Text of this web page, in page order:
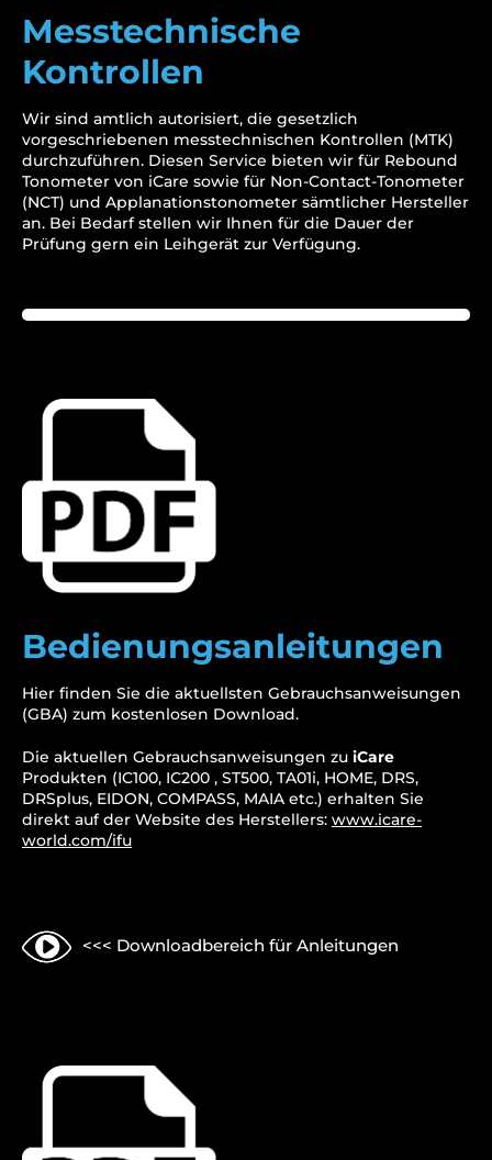
Messtechnische
Kontrollen
Wir sind amtlich autorisiert, die gesetzlich
vorgeschriebenen messtechnischen Kontrollen (MTK)
durchzuführen. Diesen Service bieten wir für Rebound
Tonometer von iCare sowie für Non-Contact-Tonometer
(NCT) und Applanationstonometer sämtlicher Hersteller
an. Bei Bedarf stellen wir Ihnen für die Dauer der
Prüfung gern ein Leihgerät zur Verfügung.
Bedienungsanleitungen
Hier finden Sie die aktuellsten Gebrauchsanweisungen
(GBA) zum kostenlosen Download.
Die aktuellen Gebrauchsanweisungen zu iCare
Produkten (IC100, IC200 , ST500, TA01i, HOME, DRS,
DRSplus, EIDON, COMPASS, MAIA etc.) erhalten Sie
direkt auf der Website des Herstellers: www.icare-
world.com/ifu
<<< Downloadbereich für Anleitungen